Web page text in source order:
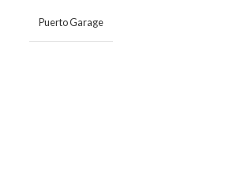
Puerto Garage